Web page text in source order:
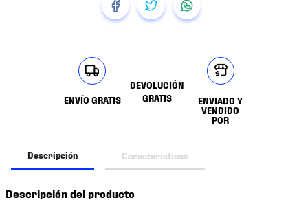
ENVÍO GRATIS
DEVOLUCIÓN
GRATIS
ENVIADO Y
VENDIDO
POR
Descripción Características
Descripción del producto